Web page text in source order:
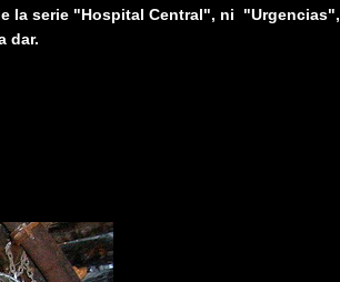
la serie "Hospital Central", ni "Urgencias",
dar.